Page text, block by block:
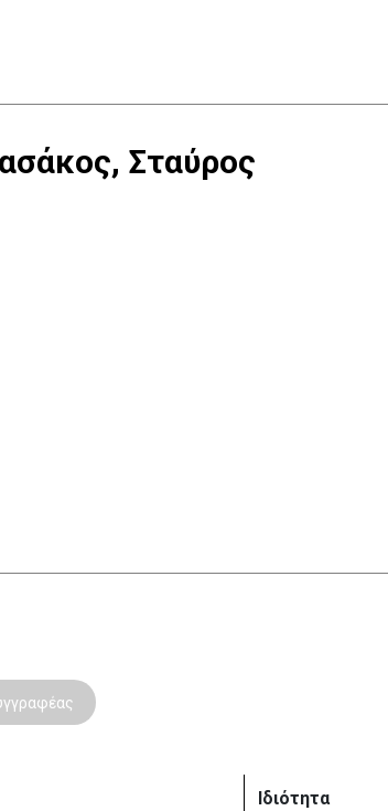
Σταύρος
Ιδιότητα